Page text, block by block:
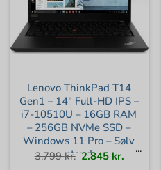
Lenovo ThinkPad T14
Gen1 – 14″ Full-HD IPS –
i7-10510U – 16GB RAM
– 256GB NVMe SSD –
Windows 11 Pro – Sølv
stand
3.799kr. Den
oprindelige
pris
2.845 kr. Den